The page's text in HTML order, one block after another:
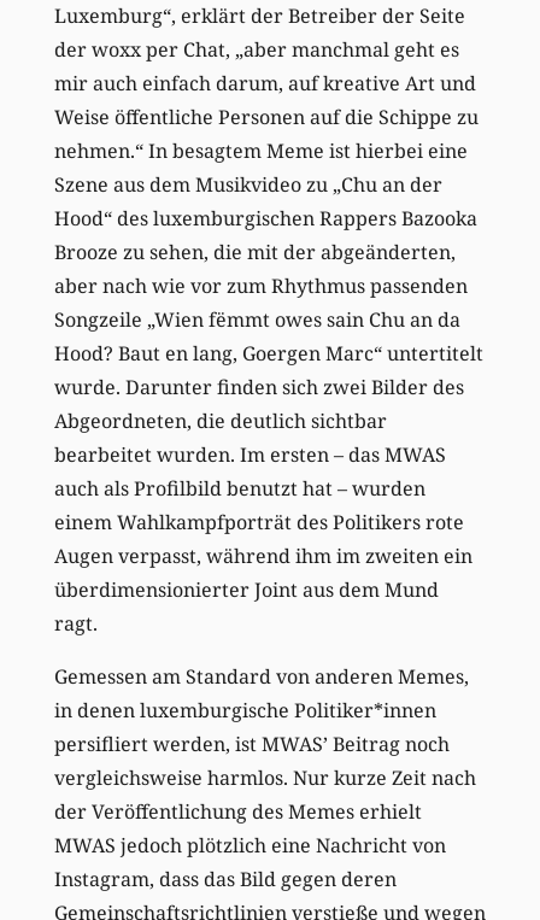
Luxemburg“, erklärt der Betreiber der Seite
der woxx per Chat, „aber manchmal geht es
mir auch einfach darum, auf kreative Art und
Weise öffentliche Personen auf die Schippe zu
nehmen.“ In besagtem Meme ist hierbei eine
Szene aus dem Musikvideo zu „Chu an der
Hood“ des luxemburgischen Rappers Bazooka
Brooze zu sehen, die mit der abgeänderten,
aber nach wie vor zum Rhythmus passenden
Songzeile „Wien fëmmt owes sain Chu an da
Hood? Baut en lang, Goergen Marc“ untertitelt
wurde. Darunter finden sich zwei Bilder des
Abgeordneten, die deutlich sichtbar
bearbeitet wurden. Im ersten – das MWAS
auch als Profilbild benutzt hat – wurden
einem Wahlkampfporträt des Politikers rote
Augen verpasst, während ihm im zweiten ein
überdimensionierter Joint aus dem Mund
ragt.
Gemessen am Standard von anderen Memes,
in denen luxemburgische Politiker*innen
persifliert werden, ist MWAS’ Beitrag noch
vergleichsweise harmlos. Nur kurze Zeit nach
der Veröffentlichung des Memes erhielt
MWAS jedoch plötzlich eine Nachricht von
Instagram, dass das Bild gegen deren
Gemeinschaftsrichtlinien verstieße und wegen